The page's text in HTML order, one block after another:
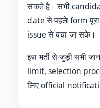
सकते हैं। सभी
date से पहले form
issue से बचा जा सके।
इस भर्ती से जुड़ी सभी
limit, selection
लिए official